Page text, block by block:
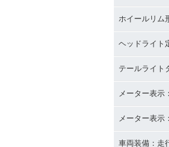
ホイールリム
ヘッドライト
テールライト
メーター表示
メーター表示
車両装備：走